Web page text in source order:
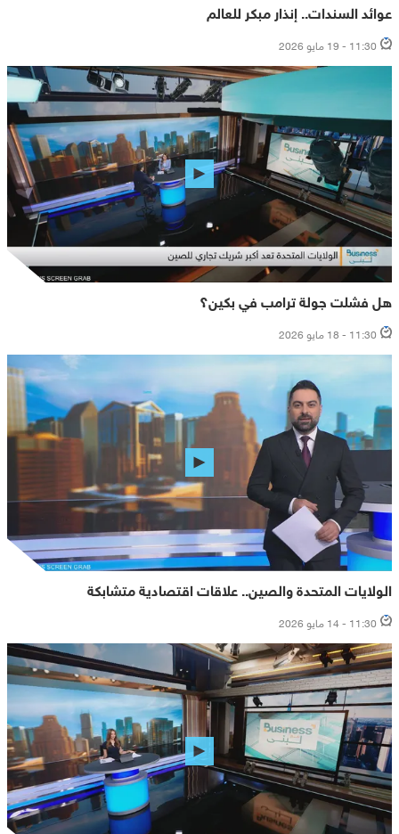
عوائد السندات.. إنذار مبكر للعالم
11:30 - 19 مايو 2026
هل فشلت جولة ترامب في بكين؟
11:30 - 18 مايو 2026
الولايات المتحدة والصين.. علاقات اقتصادية متشابكة
11:30 - 14 مايو 2026